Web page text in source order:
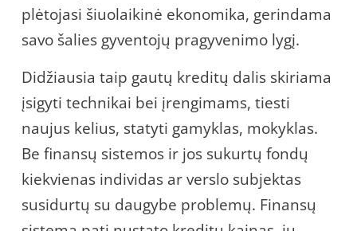
plėtojasi šiuolaikinė ekonomika, gerindama
savo šalies gyventojų pragyvenimo lygį.
Didžiausia taip gautų kreditų dalis skiriama
įsigyti technikai bei įrengimams, tiesti
naujus kelius, statyti gamyklas, mokyklas.
Be finansų sistemos ir jos sukurtų fondų
kiekvienas individas ar verslo subjektas
susidurtų su daugybe problemų. Finansų